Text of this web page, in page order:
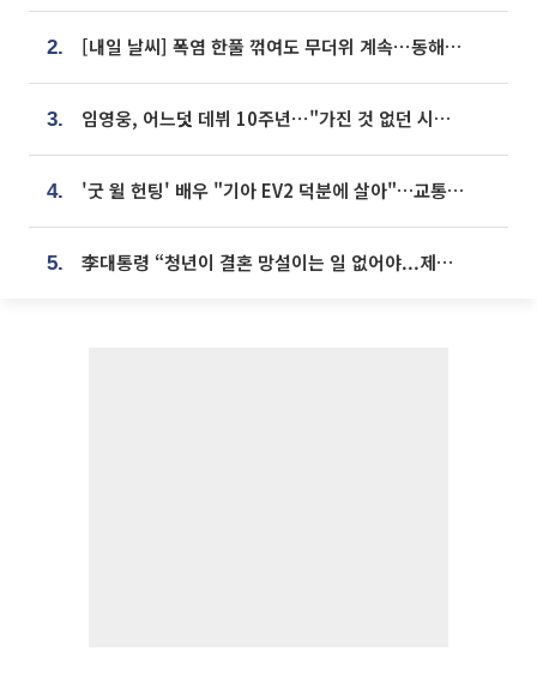
2. [내일 날씨] 폭염 한풀 꺾여도 무더위 계속⋯동해안 이틀 연속 비
3. 임영웅, 어느덧 데뷔 10주년⋯"가진 것 없던 시절, 내 앞엔 20명의 팬뿐"
4. '굿 윌 헌팅' 배우 "기아 EV2 덕분에 살아"…교통사고 후 안전성 극찬
5. 李대통령 “청년이 결혼 망설이는 일 없어야...제도상 불이익 조사”